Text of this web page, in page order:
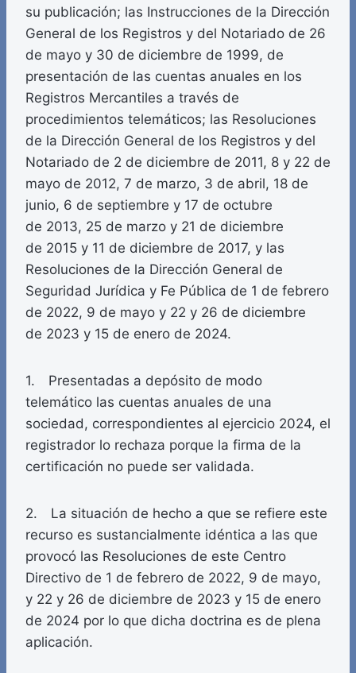
su publicación; las Instrucciones de la Dirección
General de los Registros y del Notariado de 26
de mayo y 30 de diciembre de 1999, de
presentación de las cuentas anuales en los
Registros Mercantiles a través de
procedimientos telemáticos; las Resoluciones
de la Dirección General de los Registros y del
Notariado de 2 de diciembre de 2011, 8 y 22 de
mayo de 2012, 7 de marzo, 3 de abril, 18 de
junio, 6 de septiembre y 17 de octubre
de 2013, 25 de marzo y 21 de diciembre
de 2015 y 11 de diciembre de 2017, y las
Resoluciones de la Dirección General de
Seguridad Jurídica y Fe Pública de 1 de febrero
de 2022, 9 de mayo y 22 y 26 de diciembre
de 2023 y 15 de enero de 2024.
1. Presentadas a depósito de modo
telemático las cuentas anuales de una
sociedad, correspondientes al ejercicio 2024, el
registrador lo rechaza porque la firma de la
certificación no puede ser validada.
2. La situación de hecho a que se refiere este
recurso es sustancialmente idéntica a las que
provocó las Resoluciones de este Centro
Directivo de 1 de febrero de 2022, 9 de mayo,
y 22 y 26 de diciembre de 2023 y 15 de enero
de 2024 por lo que dicha doctrina es de plena
aplicación.